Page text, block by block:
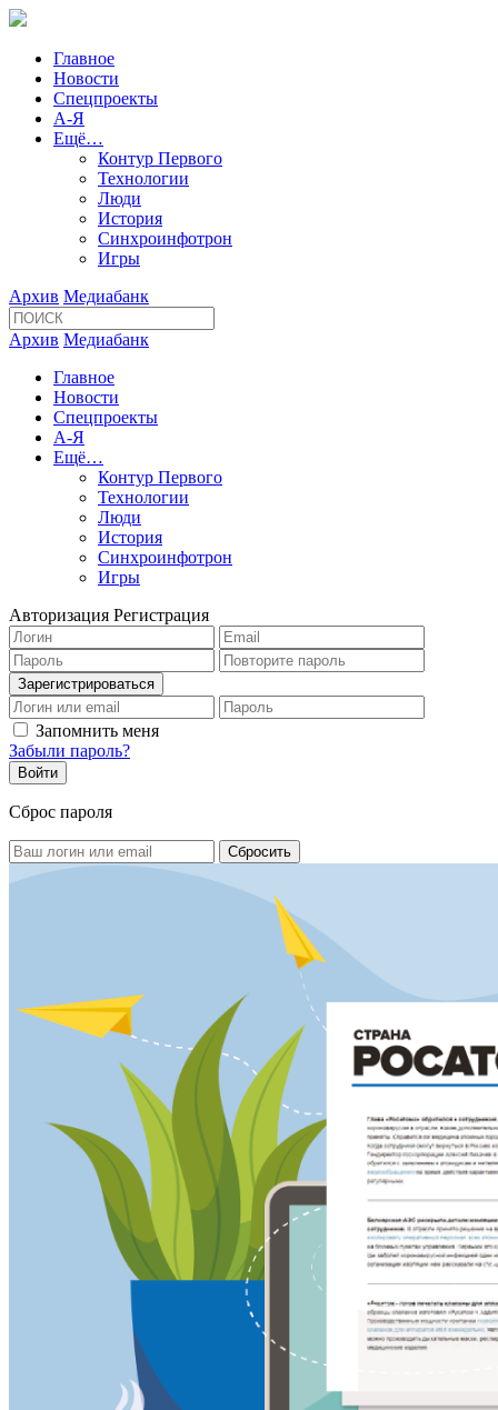
Главное
Новости
Спецпроекты
А-Я
Ещё…
Контур Первого
Технологии
Люди
История
Синхроинфотрон
Игры
Архив Медиабанк
Архив Медиабанк
Главное
Новости
Спецпроекты
А-Я
Ещё…
Контур Первого
Технологии
Люди
История
Синхроинфотрон
Игры
Авторизация Регистрация
Запомнить меня
Забыли пароль?
Сброс пароля